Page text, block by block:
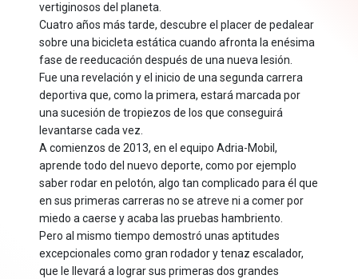
vertiginosos del planeta.
Cuatro años más tarde, descubre el placer de pedalear
sobre una bicicleta estática cuando afronta la enésima
fase de reeducación después de una nueva lesión.
Fue una revelación y el inicio de una segunda carrera
deportiva que, como la primera, estará marcada por
una sucesión de tropiezos de los que conseguirá
levantarse cada vez.
A comienzos de 2013, en el equipo Adria-Mobil,
aprende todo del nuevo deporte, como por ejemplo
saber rodar en pelotón, algo tan complicado para él que
en sus primeras carreras no se atreve ni a comer por
miedo a caerse y acaba las pruebas hambriento.
Pero al mismo tiempo demostró unas aptitudes
excepcionales como gran rodador y tenaz escalador,
que le llevará a lograr sus primeras dos grandes